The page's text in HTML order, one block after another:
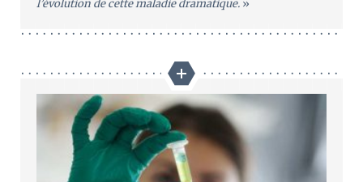
l’évolution de cette maladie dramatique. »